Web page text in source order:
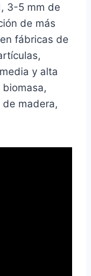
3-5 mm de
de más
fábricas de
y alta
madera,